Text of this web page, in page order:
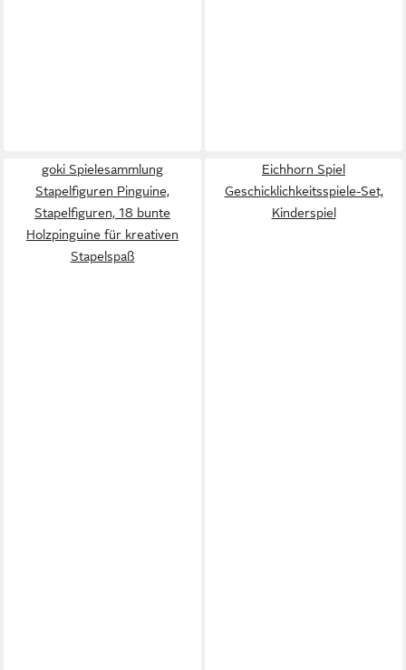
goki Spielesammlung
Stapelfiguren Pinguine,
Stapelfiguren, 18 bunte
Holzpinguine für kreativen
Stapelspaß
Eichhorn Spiel
Geschicklichkeitsspiele-Set,
Kinderspiel